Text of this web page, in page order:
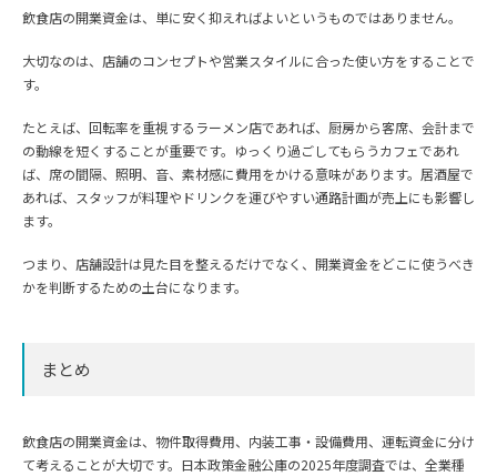
飲食店の開業資金は、単に安く抑えればよいというものではありません。
大切なのは、店舗のコンセプトや営業スタイルに合った使い方をすることで
す。
たとえば、回転率を重視するラーメン店であれば、厨房から客席、会計まで
の動線を短くすることが重要です。ゆっくり過ごしてもらうカフェであれ
ば、席の間隔、照明、音、素材感に費用をかける意味があります。居酒屋で
あれば、スタッフが料理やドリンクを運びやすい通路計画が売上にも影響し
ます。
つまり、店舗設計は見た目を整えるだけでなく、開業資金をどこに使うべき
かを判断するための土台になります。
まとめ
飲食店の開業資金は、物件取得費用、内装工事・設備費用、運転資金に分け
て考えることが大切です。日本政策金融公庫の2025年度調査では、全業種